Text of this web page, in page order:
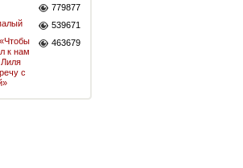
779877
539671
к нам
с
463679